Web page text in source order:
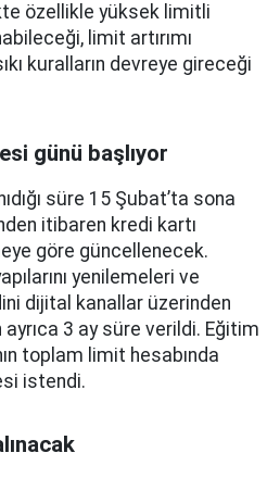
özellikle yüksek limitli
limit artırımı
kuralların devreye gireceği
günü başlıyor
süre 15 Şubat’ta sona
itibaren kredi kartı
göre güncellenecek.
yenilemeleri ve
dijital kanallar üzerinden
3 ay süre verildi. Eğitim
toplam limit hesabında
istendi.